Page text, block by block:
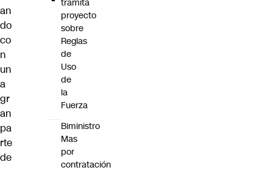
an
do
co
n
un
a
gr
an
pa
rte
de
tramita
proyecto
sobre
Reglas
de
Uso
de
la
Fuerza
Biministro
Mas
por
contratación